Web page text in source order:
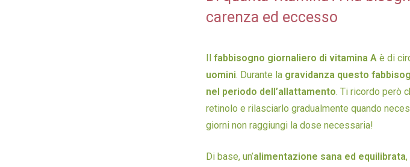
carenza ed eccesso
fabbisogno giornaliero di vitamina A è di
uomini. Durante la gravidanza questo
nel periodo dell’allattamento. Ti ricordo però
retinolo e rilasciarlo gradualmente quando
giorni non raggiungi la dose necessaria!
Di base, un’alimentazione sana ed equilibrata